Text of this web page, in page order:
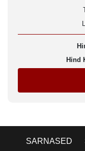
Hind
SARNASED